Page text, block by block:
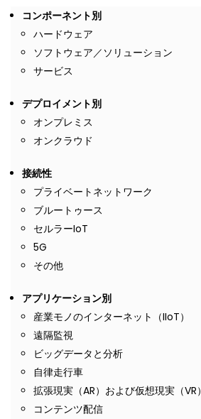
コンポーネント別
ハードウェア
ソフトウェア／ソリューション
サービス
デプロイメント別
オンプレミス
オンクラウド
接続性
プライベートネットワーク
ブルートゥース
セルラーIoT
5G
その他
アプリケーション別
産業モノのインターネット（IIoT）
遠隔監視
ビッグデータと分析
自律走行車
拡張現実（AR）および仮想現実（VR）
コンテンツ配信